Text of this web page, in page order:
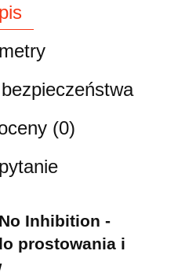
(0)
Inhibition -
prostowania i